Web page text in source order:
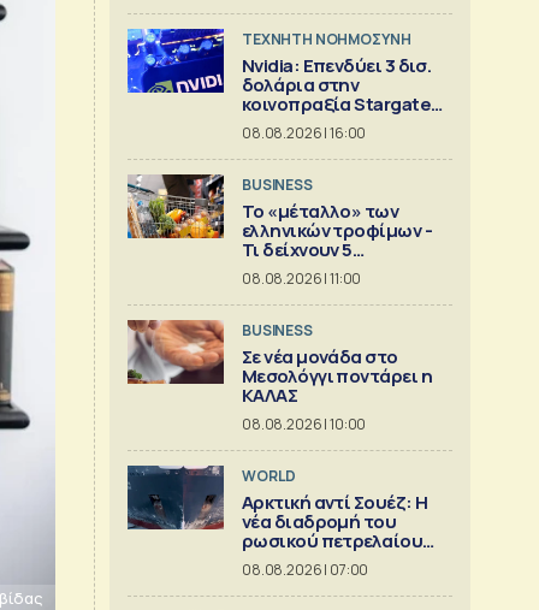
TΕΧΝΗΤΗ ΝΟΗΜΟΣΥΝΗ
Nvidia: Επενδύει 3 δισ.
δολάρια στην
κοινοπραξία Stargate
για κέντρα δεδομένων
08.08.2026 | 16:00
BUSINESS
Το «μέταλλο» των
ελληνικών τροφίμων -
Τι δείχνουν 5
ισολογισμοί
08.08.2026 | 11:00
BUSINESS
Σε νέα μονάδα στο
Μεσολόγγι ποντάρει η
ΚΑΛΑΣ
08.08.2026 | 10:00
WORLD
Αρκτική αντί Σουέζ: Η
νέα διαδρομή του
ρωσικού πετρελαίου
[Γράφημα]
08.08.2026 | 07:00